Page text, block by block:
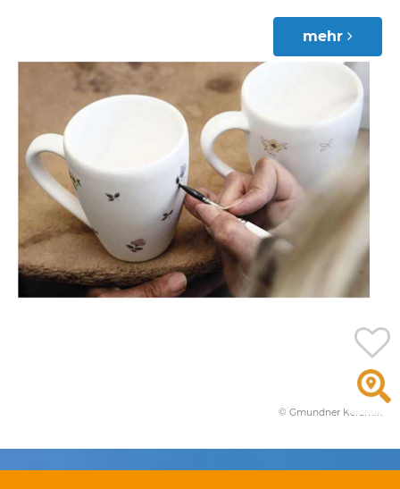
mehr
© Gmundner Keramik